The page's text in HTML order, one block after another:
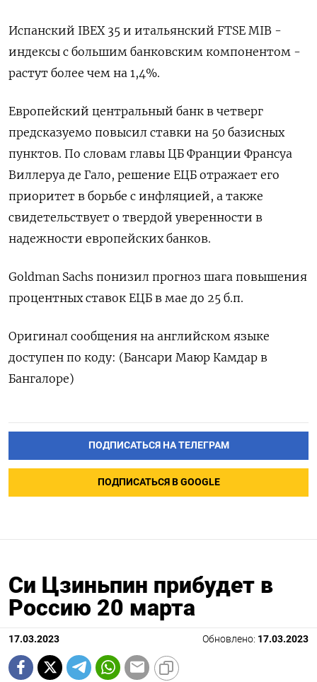
Испанский IBEX 35 и итальянский FTSE MIB -
индексы с большим банковским компонентом -
растут более чем на 1,4%.
Европейский центральный банк в четверг
предсказуемо повысил ставки на 50 базисных
пунктов. По словам главы ЦБ Франции Франсуа
Виллеруа де Гало, решение ЕЦБ отражает его
приоритет в борьбе с инфляцией, а также
свидетельствует о твердой уверенности в
надежности европейских банков.
Goldman Sachs понизил прогноз шага повышения
процентных ставок ЕЦБ в мае до 25 б.п.
Оригинал сообщения на английском языке
доступен по коду: (Бансари Маюр Камдар в
Бангалоре)
ПОДПИСАТЬСЯ НА ТЕЛЕГРАМ
ПОДПИСАТЬСЯ В GOOGLE
Си Цзиньпин прибудет в
Россию 20 марта
17.03.2023 Обновлено: 17.03.2023